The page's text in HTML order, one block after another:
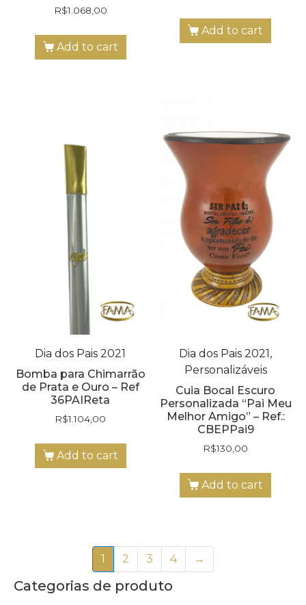
R$1.068,00
Add to cart
Add to cart
Dia dos Pais 2021
Bomba para Chimarrão
de Prata e Ouro – Ref
36PAIReta
R$1.104,00
Add to cart
Dia dos Pais 2021,
Personalizáveis
Cuia Bocal Escuro
Personalizada “Pai Meu
Melhor Amigo” – Ref.:
CBEPPai9
R$130,00
Add to cart
1 2 3 4 →
Categorias de produto